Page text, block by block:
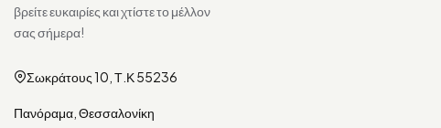
βρείτε ευκαιρίες και χτίστε το μέλλον
σας σήμερα!
Σωκράτους 10, Τ.Κ 55236
Πανόραμα, Θεσσαλονίκη